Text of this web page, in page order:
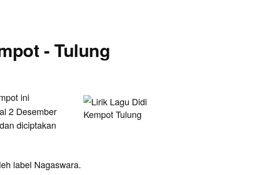
- Tulung
ini
2 Desember
diciptakan
label Nagaswara.